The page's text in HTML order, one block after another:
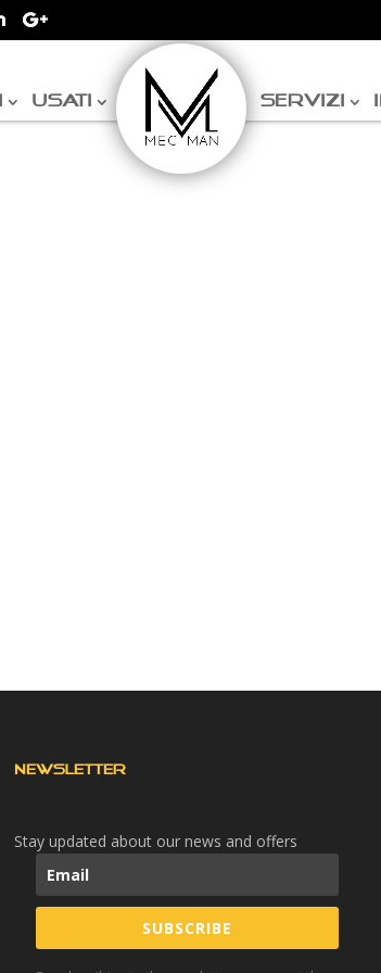
USATI SERVIZI
NEWSLETTER
Stay updated about our news and offers
SUBSCRIBE